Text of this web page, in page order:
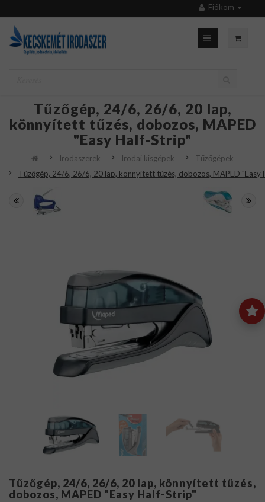
Fiókom
Tűzőgép, 24/6, 26/6, 20 lap,
könnyített tűzés, dobozos, MAPED
"Easy Half-Strip"
Irodaszerek Irodai kisgépek
Tűzőgépek
Tűzőgép, 24/6, 26/6, 20 lap, könnyített tűzés, dobozos, MAPED "Easy
Tűzőgép, 24/6, 26/6, 20 lap, könnyített tűzés,
dobozos, MAPED "Easy Half-Strip"